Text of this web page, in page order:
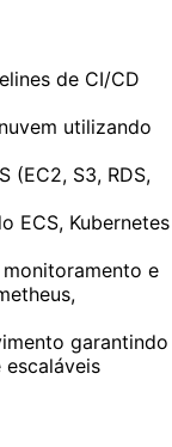
de CI/CD
utilizando
(EC2, S3, RDS,
ECS, Kubernetes
e
garantindo
escaláveis